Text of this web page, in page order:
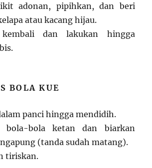
adonan, pipihkan, dan beri
atau kacang hijau.
dan lakukan hingga
BOLA KUE
panci hingga mendidih.
bola-bola ketan dan biarkan
(tanda sudah matang).
tiriskan.